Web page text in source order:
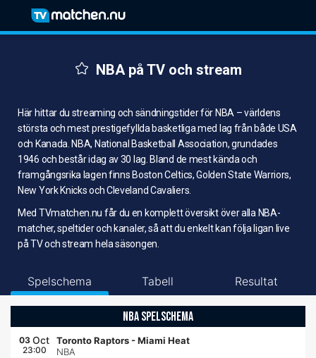
NBA på TV och stream
Här hittar du streaming och sändningstider för NBA – världens
största och mest prestigefyllda basketliga med lag från både USA
och Kanada. NBA, National Basketball Association, grundades
1946 och består idag av 30 lag. Bland de mest kända och
framgångsrika lagen finns Boston Celtics, Golden State Warriors,
New York Knicks och Cleveland Cavaliers.
Med TVmatchen.nu får du en komplett översikt över alla NBA-
matcher, speltider och kanaler, så att du enkelt kan följa ligan live
på TV och stream hela säsongen.
Spelschema Tabell Resultat
NBA SPELSCHEMA
03 Oct
23:00
Toronto Raptors -Miami Heat
NBA